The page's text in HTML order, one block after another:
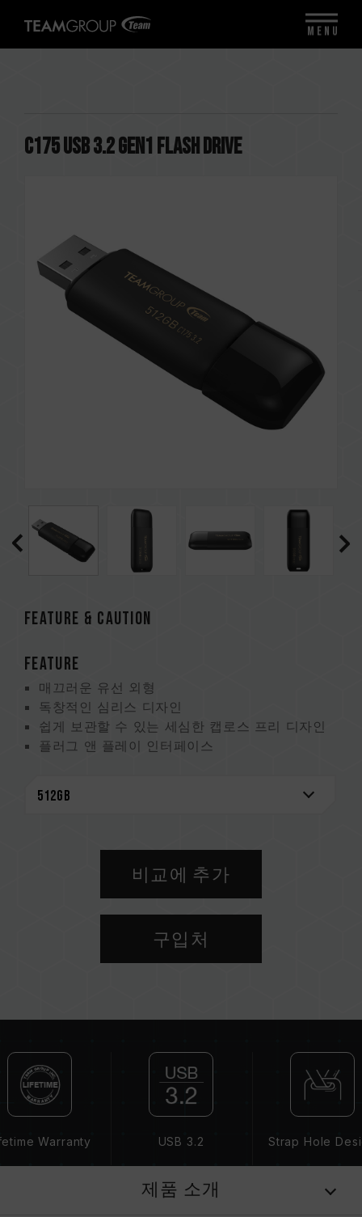
C175 USB 3.2 Gen1 FLASH DRIVE
FEATURE & CAUTION
FEATURE
매끄러운 유선 외형
독창적인 심리스 디자인
쉽게 보관할 수 있는 세심한 캡로스 프리 디자인
플러그 앤 플레이 인터페이스
무료 기술 지원 서비스를 통한 평생 보증
비교에 추가
구입처
Warranty USB 3.2 Strap Hole
제품 소개
MENU